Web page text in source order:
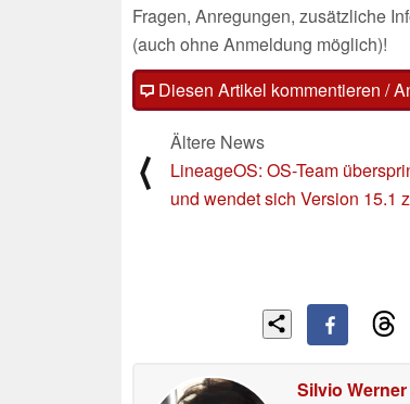
Fragen, Anregungen, zusätzliche
(auch ohne Anmeldung möglich)!
Diesen Artikel kommentieren /
⟨
Ältere News
LineageOS: OS-Team
und wendet sich Version 15.1
Silvio Werner